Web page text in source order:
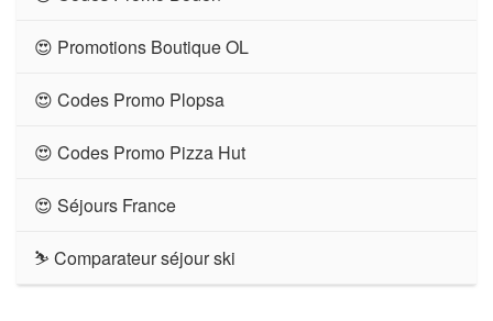
😍 Promotions Boutique OL
😍 Codes Promo Plopsa
😍 Codes Promo Pizza Hut
😍 Séjours France
⛷ Comparateur séjour ski